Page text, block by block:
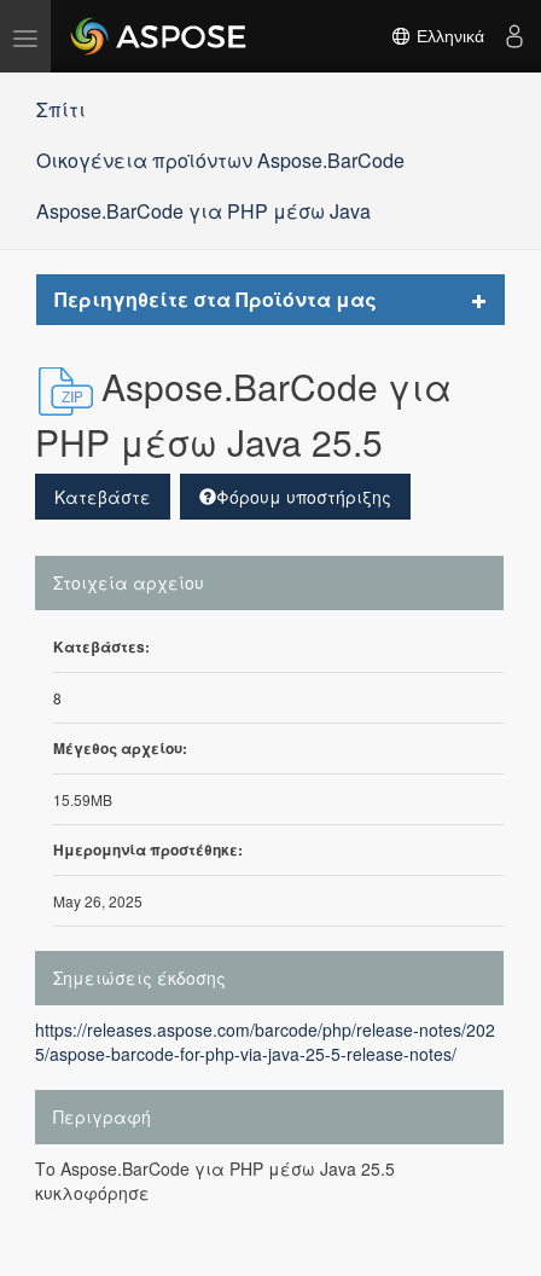
Εναλλαγή
πλοήγησης
Ελληνικά
Σπίτι
Οικογένεια προϊόντων Aspose.BarCode
Aspose.BarCode για PHP μέσω Java
Περιηγηθείτε στα Προϊόντα μας
Toggle
Aspose.BarCode για
PHP μέσω Java 25.5
Κατεβάστε Φόρουμ υποστήριξης
Στοιχεία αρχείου
Κατεβάστεs:
8
Μέγεθος αρχείου:
15.59MB
Ημερομηνία προστέθηκε:
May 26, 2025
Σημειώσεις έκδοσης
https://releases.aspose.com/barcode/php/release-notes/202
5/aspose-barcode-for-php-via-java-25-5-release-notes/
Περιγραφή
Το Aspose.BarCode για PHP μέσω Java 25.5
κυκλοφόρησε